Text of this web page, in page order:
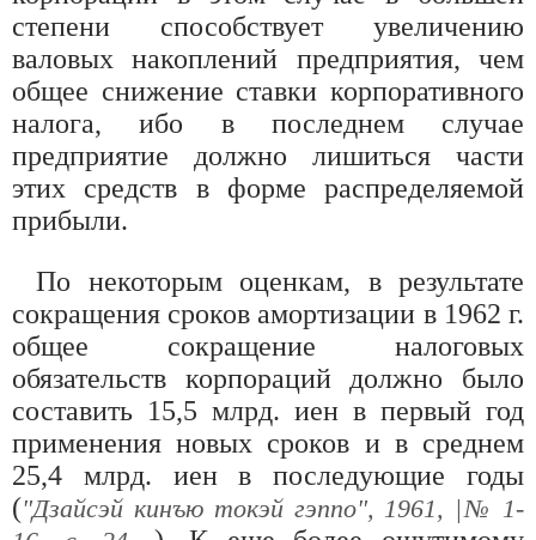
степени способствует увеличению
валовых накоплений предприятия, чем
общее снижение ставки корпоративного
налога, ибо в последнем случае
предприятие должно лишиться части
этих средств в форме распределяемой
прибыли.
По некоторым оценкам, в результате
сокращения сроков амортизации в 1962 г.
общее сокращение налоговых
обязательств корпораций должно было
составить 15,5 млрд. иен в первый год
применения новых сроков и в среднем
25,4 млрд. иен в последующие годы
("Дзайсэй кинъю токэй гэппо", 1961, |№ 1-